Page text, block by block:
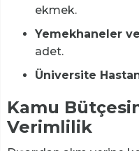
ekmek.
Yemekhaneler
adet.
Üniversite
Kamu
Verimlilik